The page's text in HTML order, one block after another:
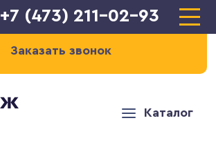
+7 (473) 211-02-93
Заказать звонок
Каталог